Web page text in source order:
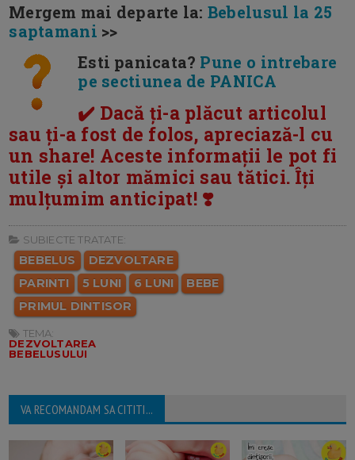
Mergem mai departe la: Bebelusul la 25
saptamani >>
Esti panicata? Pune o intrebare
pe sectiunea de PANICA
✔️ Dacă ți-a plăcut articolul
sau ți-a fost de folos, apreciază-l cu
un share! Aceste informații le pot fi
utile și altor mămici sau tătici. Îți
mulțumim anticipat! ❣️
SUBIECTE TRATATE:
BEBELUS
DEZVOLTARE
PARINTI
5 LUNI 6 LUNI
BEBE
PRIMUL DINTISOR
TEMA:
DEZVOLTAREA
BEBELUSULUI
VA RECOMANDAM SA CITITI...